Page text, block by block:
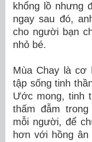
khổng lồ nhưng
ngay sau đó,
cho người bạn
nhỏ bé.
Mùa Chay là cơ
tập sống tinh
Ước mong, tinh
thấm đẫm
mỗi người, để
hơn với hồng